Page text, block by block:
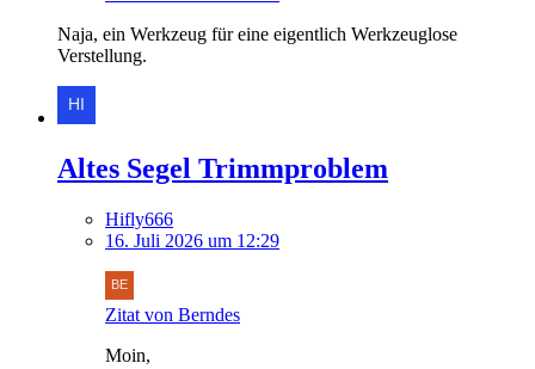
Naja, ein Werkzeug für eine eigentlich Werkzeuglose
Verstellung.
Altes Segel Trimmproblem
Hifly666
16. Juli 2026 um 12:29
Zitat von Berndes
Moin,